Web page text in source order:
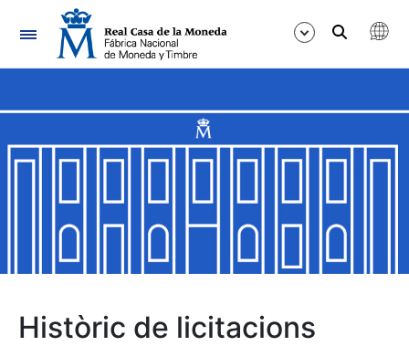
Navegació
Mostra/Amaga
Mostra/Amaga
Mostra/Amaga
Històric de licitacions